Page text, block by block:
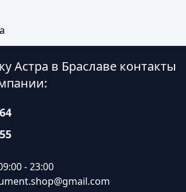
Астра в Браславе контакты
- 23:00